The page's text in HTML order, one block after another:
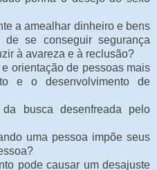
a amealhar dinheiro e bens
se conseguir segurança
à avareza e à reclusão?
orientação de pessoas mais
e o desenvolvimento de
busca desenfreada pelo
uma pessoa impõe seus
pode causar um desajuste